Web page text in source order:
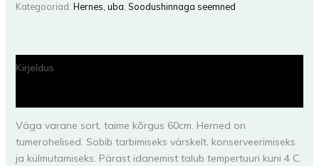
Kategooriad: Hernes, uba, Soodushinnaga seemned
Kirjeldus
Väga varane sort, taime kõrgus 60cm. Herned on
tumerohelised. Sobib tarbimiseks värskelt, konserveerimiseks
ja külmutamiseks. Pärast idanemist talub tempertuuri kuni 4 C.